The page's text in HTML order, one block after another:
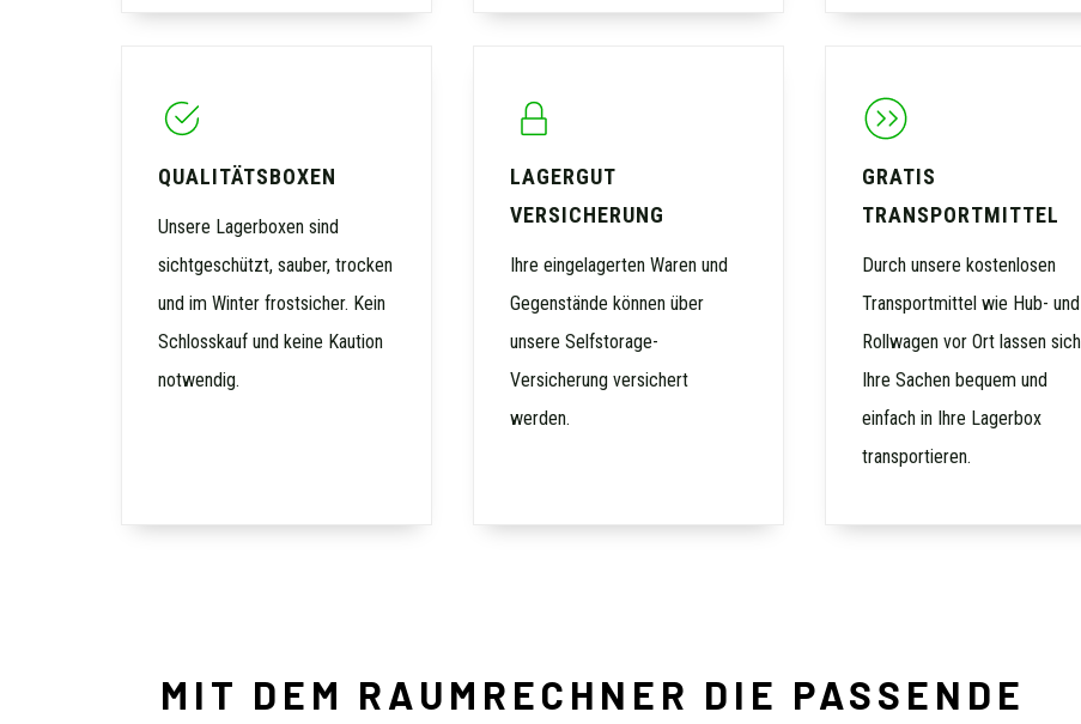
QUALITÄTSBOXEN
Unsere Lagerboxen sind
sichtgeschützt, sauber, trocken
und im Winter frostsicher. Kein
Schlosskauf und keine Kaution
notwendig.
LAGERGUT
VERSICHERUNG
Ihre eingelagerten Waren und
Gegenstände können über
unsere Selfstorage-
Versicherung versichert
werden.
GRATIS
TRANSPORTMITTEL
Durch unsere kostenlosen
Transportmittel wie Hub- und
Rollwagen vor Ort lassen sich
Ihre Sachen bequem und
einfach in Ihre Lagerbox
transportieren.
MIT DEM RAUMRECHNER DIE PASSENDE